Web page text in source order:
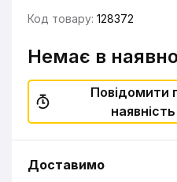
Код товару: 128372
Немає в
Повідомити
наявність
Доставимо